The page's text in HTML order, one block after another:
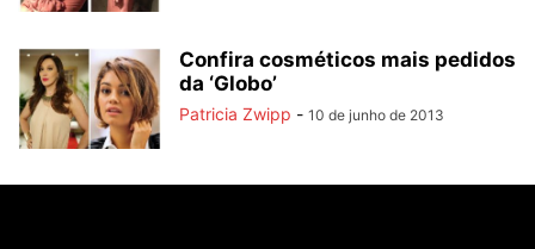
Confira cosméticos mais pedidos
da ‘Globo’
Patricia Zwipp - 10 de junho de 2013